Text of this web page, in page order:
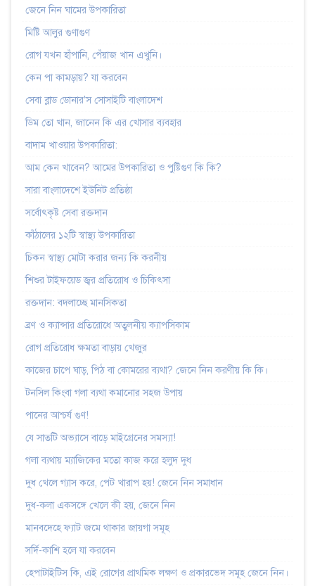
জেনে নিন ঘামের উপকারিতা
মিষ্টি আলুর গুণাগুণ
রোগ যখন হাঁপানি, পেঁয়াজ খান এখুনি।
কেন পা কামড়ায়? যা করবেন
সেবা ব্লাড ডোনার'স সোসাইটি বাংলাদেশ
ডিম তো খান, জানেন কি এর খোসার ব্যবহার
বাদাম খাওয়ার উপকারিতা:
আম কেন খাবেন? আমের উপকারিতা ও পুষ্টিগুণ কি কি?
সারা বাংলাদেশে ইউনিট প্রতিষ্ঠা
সর্বোৎকৃষ্ট সেবা রক্তদান
কাঁঠালের ১২টি স্বাস্থ্য উপকারিতা
চিকন স্বাস্থ্য মোটা করার জন্য কি করনীয়
শিশুর টাইফয়েড জ্বর প্রতিরোধ ও চিকিৎসা
রক্তদান: বদলাচ্ছে মানসিকতা
ব্রণ ও ক্যান্সার প্রতিরোধে অতুলনীয় ক্যাপসিকাম
রোগ প্রতিরোধ ক্ষমতা বাড়ায় খেজুর
কাজের চাপে ঘাড়, পিঠ বা কোমরের ব্যথা? জেনে নিন করণীয় কি কি।
টনসিল কিংবা গলা ব্যথা কমানোর সহজ উপায়
পানের আশ্চর্য গুণ!
যে সাতটি অভ্যাসে বাড়ে মাইগ্রেনের সমস্যা!
গলা ব্যথায় ম্যাজিকের মতো কাজ করে হলুদ দুধ
দুধ খেলে গ্যাস করে, পেট খারাপ হয়! জেনে নিন সমাধান
দুধ-কলা একসঙ্গে খেলে কী হয়, জেনে নিন
মানবদেহে ফ্যাট জমে থাকার জায়গা সমূহ
সর্দি-কাশি হলে যা করবেন
হেপাটাইটিস কি, এই রোগের প্রাথমিক লক্ষণ ও প্রকারভেদ সমূহ জেনে নিন।